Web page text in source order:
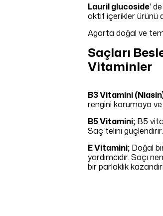
Lauril glucoside'
aktif içerikler ürünü
Agarta doğal ve
Saçları
Vitaminler
B3 Vitamini
rengini korumaya ve
B5 Vitamini; B5
Saç telini güçlendirir.
E Vitamini; Doğal
yardımcıdır. Saçı
bir parlaklık